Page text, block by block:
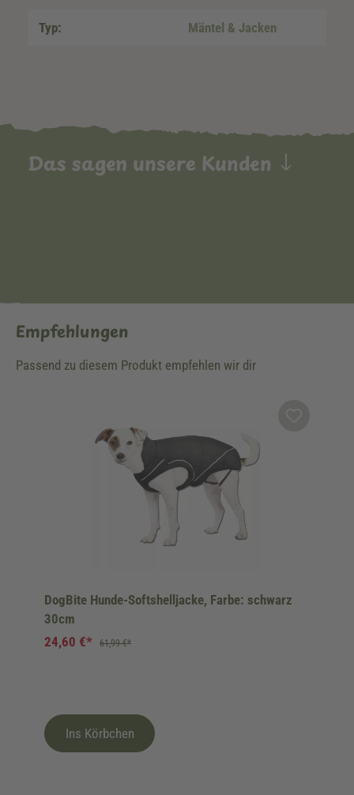
Typ: Mäntel & Jacken
Das sagen unsere Kunden
Empfehlungen
Passend zu diesem Produkt empfehlen wir dir
DogBite Hunde-Softshelljacke, Farbe: schwarz
30cm
24,60 €*
61,99 €*
Ins Körbchen